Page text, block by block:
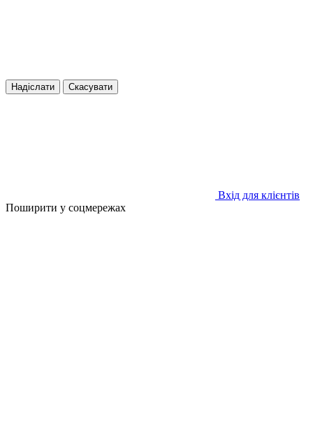
Надіслати Скасувати
Вхід для клієнтів
Поширити у соцмережах